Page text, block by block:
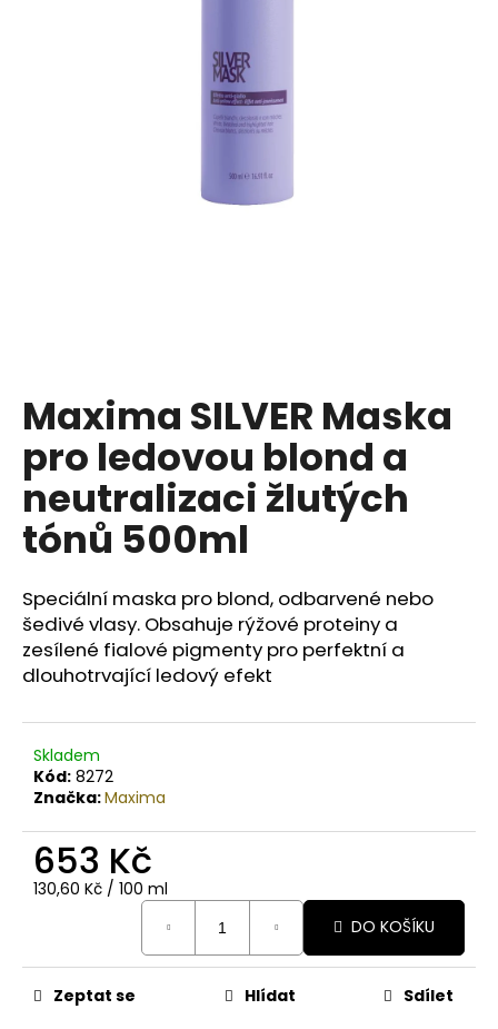
Maxima SILVER Maska
pro ledovou blond a
neutralizaci žlutých
tónů 500ml
Speciální maska pro blond, odbarvené nebo
šedivé vlasy. Obsahuje rýžové proteiny a
zesílené fialové pigmenty pro perfektní a
dlouhotrvající ledový efekt
Skladem
Kód: 8272
Značka:Maxima
653 Kč
Měrná
130,60 Kč / 100 ml
DO KOŠÍKU
Zeptat se Hlídat Sdílet
p
o
r
u
č
u
j
m
e
BODY
SIMONA
NASHI
PEAR
ORGANICKÉ
RUČNĚ
BAMBUCKÉ
MÁSLO
200ML